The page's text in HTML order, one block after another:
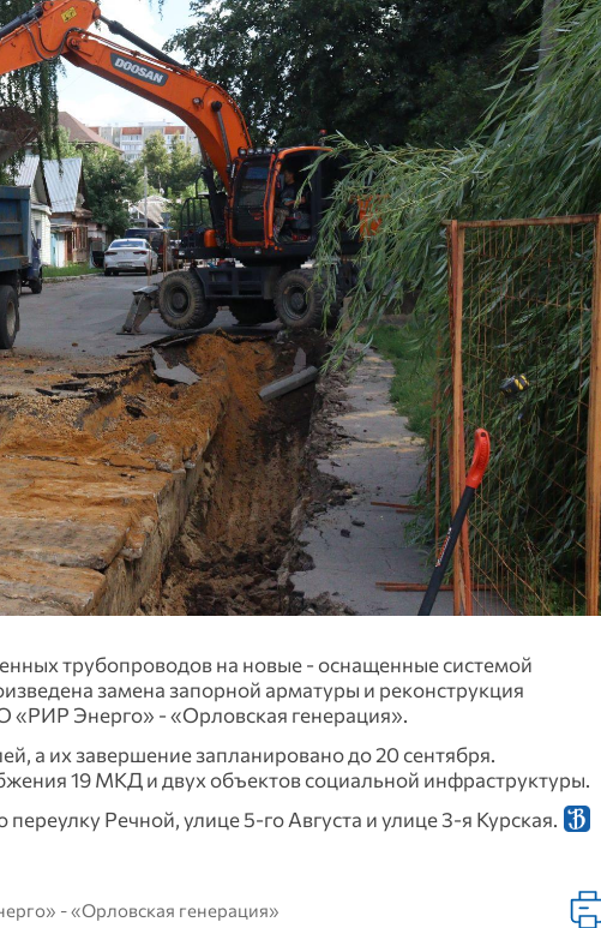
трубопроводов на новые - оснащенные системой
замена запорной арматуры и реконструкция
Энерго» - «Орловская генерация».
а их завершение запланировано до 20 сентября.
19 МКД и двух объектов социальной инфраструктуры.
Речной, улице 5-го Августа и улице 3-я Курская.
- «Орловская генерация»